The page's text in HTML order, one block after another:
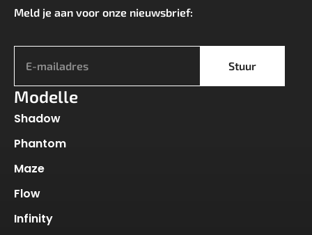
Meld je aan voor onze nieuwsbrief:
Stuur
Modelle
Shadow
Phantom
Maze
Flow
Infinity